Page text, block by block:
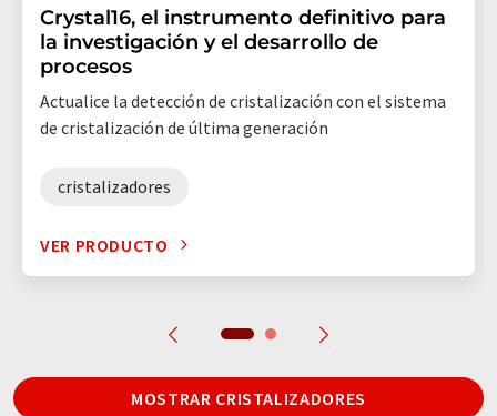
Crystal16, el instrumento definitivo para
la investigación y el desarrollo de
procesos
Actualice la detección de cristalización con el sistema
de cristalización de última generación
cristalizadores
VER PRODUCTO
MOSTRAR CRISTALIZADORES